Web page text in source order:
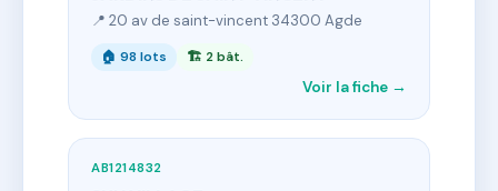
📍 20 av de saint-vincent 34300 Agde
🏠 98 lots 🏗 2 bât.
Voir la fiche →
AB1214832